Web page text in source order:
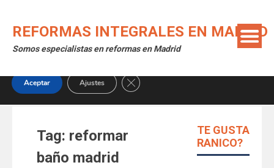
content
REFORMAS INTEGRALES EN MADRID
Somos especialistas en reformas en Madrid
Tag: reformar
baño madrid
TE GUSTA
RANICO?
nuestra web.
Puedes aprender más sobre qué cookies utilizamos o
desactivarlas en losajustes.
Aceptar Ajustes Close GDPR Cookie Banner